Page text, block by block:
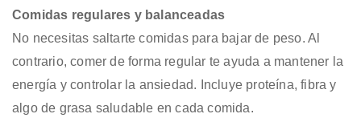
Comidas regulares y balanceadas
No necesitas saltarte comidas para bajar de peso. Al
contrario, comer de forma regular te ayuda a mantener la
energía y controlar la ansiedad. Incluye proteína, fibra y
algo de grasa saludable en cada comida.